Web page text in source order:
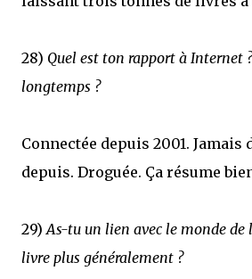
28) Quel est ton rapport à Internet
longtemps ?
Connectée depuis 2001. Jamais
depuis. Droguée. Ça résume
29)As-tu un lien avec le monde de
livre plus généralement ?